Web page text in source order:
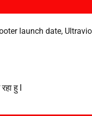
launch date,
हु l